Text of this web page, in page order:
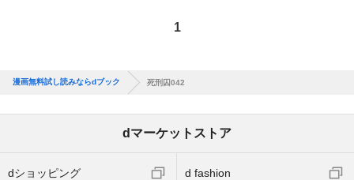
1
漫画無料試し読みならdブック 死刑囚042
dマーケットストア
dショッピング d fashion